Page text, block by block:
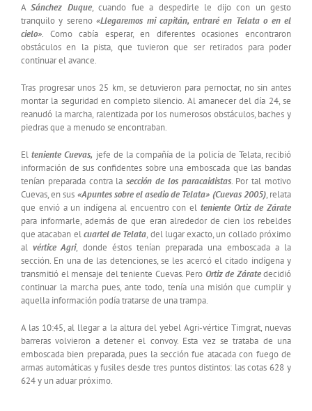
ASánchez Duque, cuando fue a despedirle le dijo con un gesto
tranquilo y sereno«Llegaremos mi capitán, entraré en Telata o en el
cielo». Como cabía esperar, en diferentes ocasiones encontraron
obstáculos en la pista, que tuvieron que ser retirados para poder
continuar el avance.
Tras progresar unos 25 km, se detuvieron para pernoctar, no sin antes
montar la seguridad en completo silencio. Al amanecer del día 24, se
reanudó la marcha, ralentizada por los numerosos obstáculos, baches y
piedras que a menudo se encontraban.
Elteniente Cuevas, jefe de la compañía de la policía de Telata, recibió
información de sus confidentes sobre una emboscada que las bandas
tenían preparada contra lasección de los paracaidistas. Por tal motivo
Cuevas, en sus «Apuntes sobre el asedio de Telata» (Cuevas 2005), relata
que envió a un indígena al encuentro con el teniente Ortiz de Zárate
para informarle, además de que eran alrededor de cien los rebeldes
que atacaban elcuartel de Telata, del lugar exacto, un collado próximo
alvértice Agri, donde éstos tenían preparada una emboscada a la
sección. En una de las detenciones, se les acercó el citado indígena y
transmitió el mensaje del teniente Cuevas. Pero Ortiz de Záratedecidió
continuar la marcha pues, ante todo, tenía una misión que cumplir y
aquella información podía tratarse de una trampa.
A las 10:45, al llegar a la altura del yebel Agri-vértice Timgrat, nuevas
barreras volvieron a detener el convoy. Esta vez se trataba de una
emboscada bien preparada, pues la sección fue atacada con fuego de
armas automáticas y fusiles desde tres puntos distintos: las cotas 628 y
624 y un aduar próximo.